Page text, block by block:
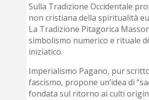
Sulla Tradizione Occidentale
non cristiana della spiritualità
La Tradizione Pitagorica
simbolismo numerico e rituale
iniziatico.
Imperialismo Pagano, pur
fascismo, propone un’idea di
fondata sul ritorno ai culti